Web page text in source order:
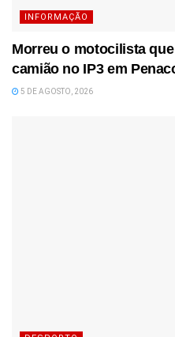
INFORMAÇÃO
Morreu o motocilista
camião no IP3 em
5 DE AGOSTO, 2026